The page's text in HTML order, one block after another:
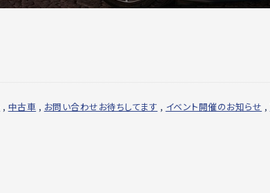
, 中古車 , お問い合わせお待ちしてます , イベント開催のお知らせ ,